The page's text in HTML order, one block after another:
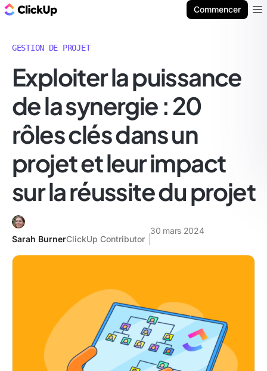
Commencer
GESTION DE PROJET
Exploiter la puissance
de la synergie : 20
rôles clés dans un
projet et leur impact
sur la réussite du projet
Sarah BurnerClickUp Contributor
30 mars 2024